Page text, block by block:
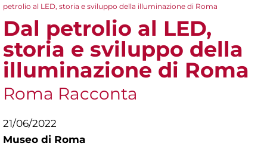
Tu sei qui
petrolio al LED, storia e sviluppo della illuminazione di Roma
Dal petrolio al LED,
storia e sviluppo della
illuminazione di Roma
Roma Racconta
21/06/2022
Museo di Roma